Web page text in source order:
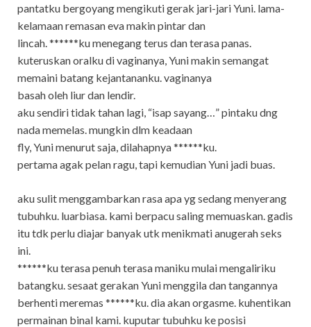
pantatku bergoyang mengikuti gerak jari-jari Yuni. lama-
kelamaan remasan eva makin pintar dan
lincah. ******ku menegang terus dan terasa panas.
kuteruskan oralku di vaginanya, Yuni makin semangat
memaini batang kejantananku. vaginanya
basah oleh liur dan lendir.
aku sendiri tidak tahan lagi, “isap sayang…” pintaku dng
nada memelas. mungkin dlm keadaan
fly, Yuni menurut saja, dilahapnya ******ku.
pertama agak pelan ragu, tapi kemudian Yuni jadi buas.
aku sulit menggambarkan rasa apa yg sedang menyerang
tubuhku. luarbiasa. kami berpacu saling memuaskan. gadis
itu tdk perlu diajar banyak utk menikmati anugerah seks
ini.
******ku terasa penuh terasa maniku mulai mengaliriku
batangku. sesaat gerakan Yuni menggila dan tangannya
berhenti meremas ******ku. dia akan orgasme. kuhentikan
permainan binal kami. kuputar tubuhku ke posisi